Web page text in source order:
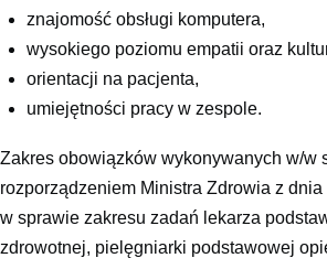
znajomość obsługi komputera,
wysokiego poziomu empatii oraz
orientacji na pacjenta,
umiejętności pracy w zespole.
Zakres obowiązków wykonywanych w/w
rozporządzeniem Ministra Zdrowia z
w sprawie zakresu zadań lekarza
zdrowotnej, pielęgniarki podstawowej